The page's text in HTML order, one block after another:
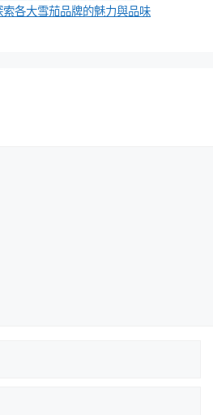
各大雪茄品牌的魅力與品味